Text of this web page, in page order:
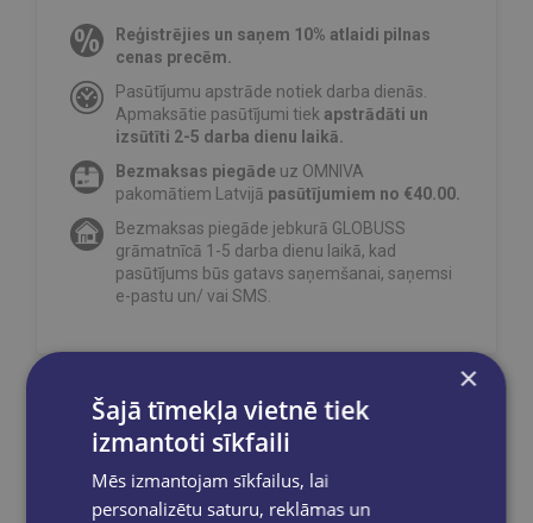
Reģistrējies un saņem 10% atlaidi pilnas
cenas precēm.
Pasūtījumu apstrāde notiek darba dienās.
Apmaksātie pasūtījumi tiek apstrādāti un
izsūtīti 2-5 darba dienu laikā.
Bezmaksas piegāde uz OMNIVA
pakomātiem Latvijā pasūtījumiem no €40.00.
Bezmaksas piegāde jebkurā GLOBUSS
grāmatnīcā 1-5 darba dienu laikā, kad
pasūtījums būs gatavs saņemšanai, saņemsi
e-pastu un/ vai SMS.
Dalies sociālajos tīklos:
×
Šajā tīmekļa vietnē tiek
izmantoti sīkfaili
Mēs izmantojam sīkfailus, lai
personalizētu saturu, reklāmas un